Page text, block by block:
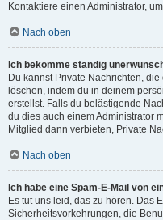
Kontaktiere einen Administrator,
Nach oben
Ich bekomme ständig
Du kannst Private Nachrichten,
löschen, indem du in deinem
erstellst. Falls du belästigende
du dies auch einem Administrator
Mitglied dann verbieten, Private
Nach oben
Ich habe eine Spam-E-Mail von
Es tut uns leid, das zu hören. Das
Sicherheitsvorkehrungen, die